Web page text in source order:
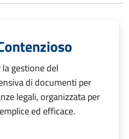
gestione del
di documenti per
legali, organizzata per
ed efficace.